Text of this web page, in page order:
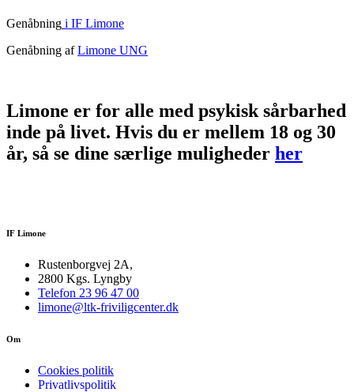
Genåbning i IF Limone
Genåbning afLimone UNG
Limone er for alle med psykisk sårbarhed
inde på livet. Hvis du er mellem 18 og 30
år, så se dine særlige muligheder her
IF Limone
Rustenborgvej 2A,
2800 Kgs. Lyngby
Telefon 23 96 47 00
limone@ltk-friviligcenter.dk
Om
Cookies politik
Privatlivspolitik